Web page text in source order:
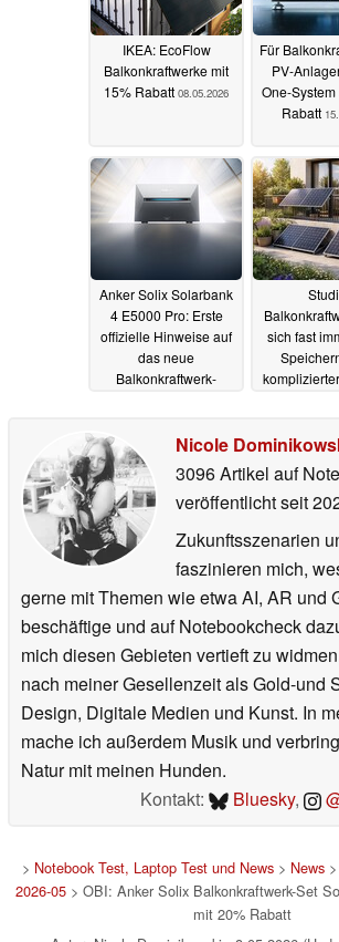
IKEA: EcoFlow
Balkonkraftwerke mit
15% Rabatt 08.05.2026
Für
PV-
One-System
Rabatt
Anker Solix Solarbank
4 E5000 Pro: Erste
offizielle Hinweise auf
das neue
Balkonkraftwerk-
sich fast
komplizierter
Nicole
3096 Artikel auf
veröffentlichtseit
Zukunftsszenarien
faszinieren mich,
gerne mit Themen wie etwa AI, AR und
beschäftige und auf Notebookcheck
mich diesen Gebieten vertieft zu
nach meiner Gesellenzeit als Gold-und
Design, Digitale Medien und Kunst. In
mache ich außerdem Musik und
Natur mit meinen Hunden.
Kontakt:
Bluesky,
> Notebook Test, Laptop Test und News> News>
2026-05> OBI: Anker Solix Balkonkraftwerk-Set
mit 20% Rabatt